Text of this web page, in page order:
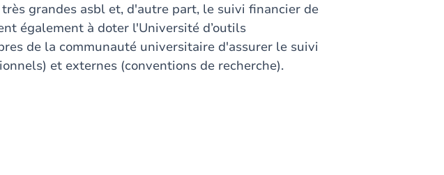
grandes asbl et, d'autre part, le suivi financier de
également à doter l'Université d’outils
de la communauté universitaire d'assurer le suivi
et externes (conventions de recherche).